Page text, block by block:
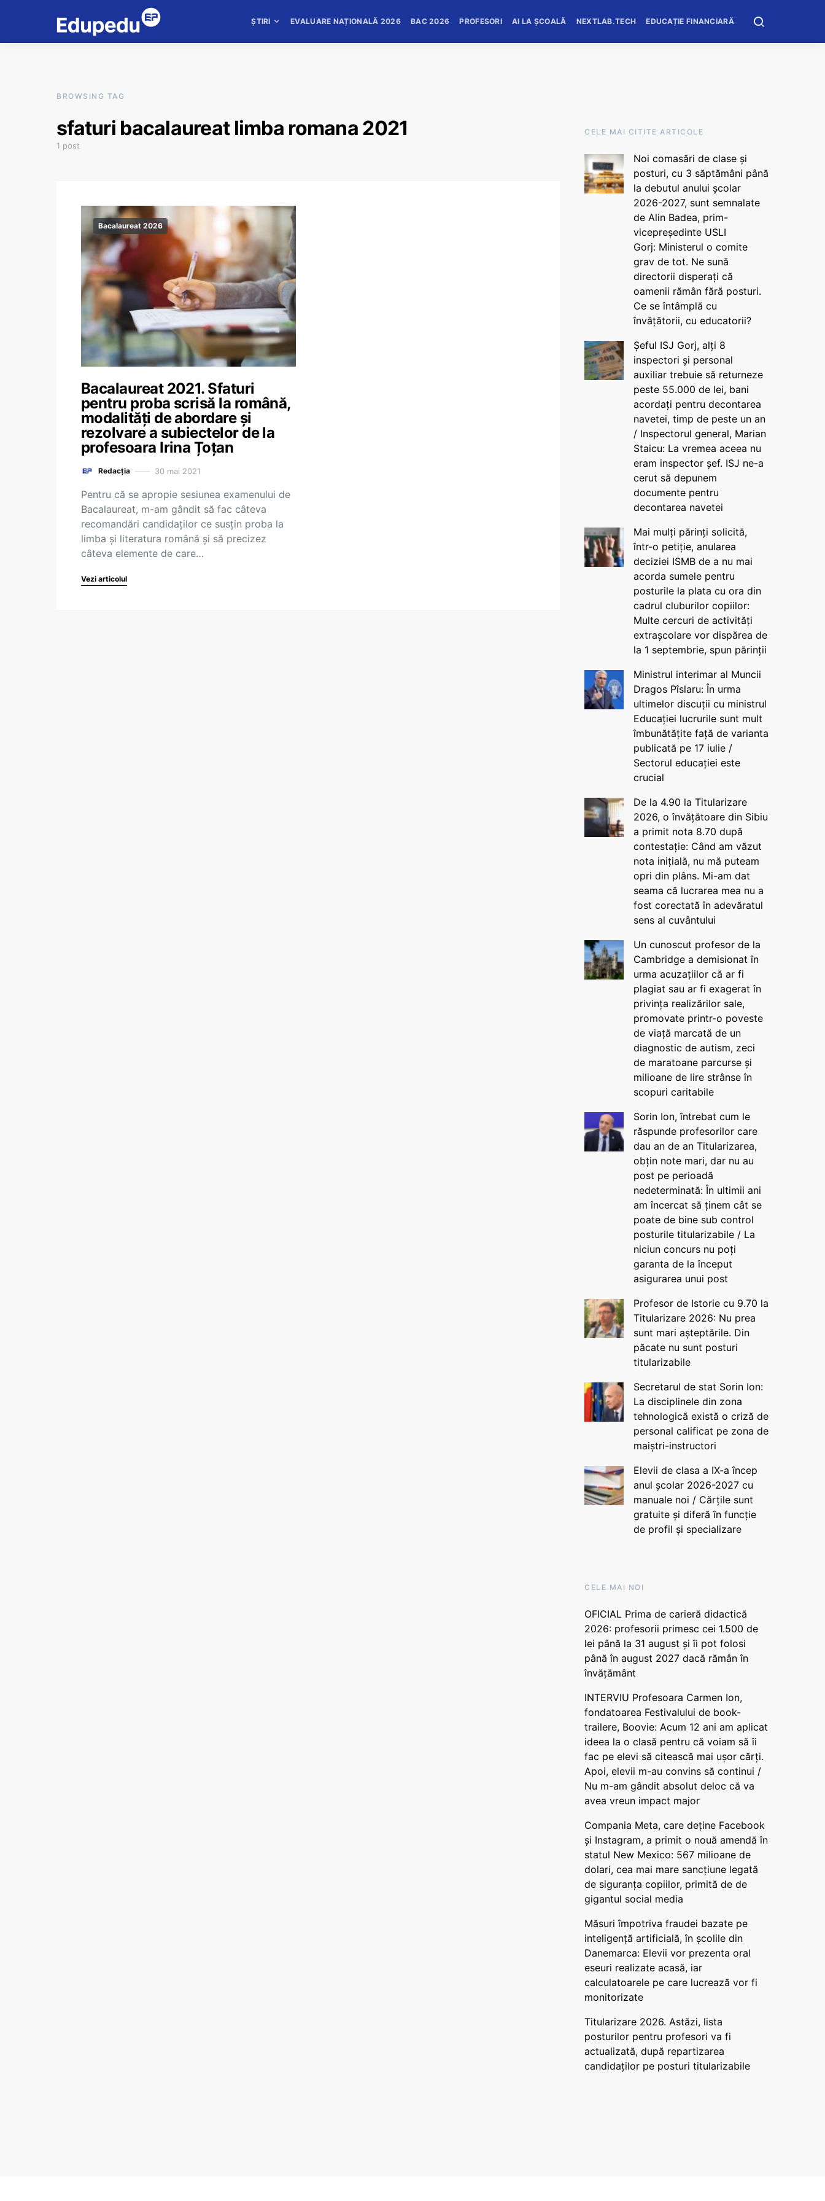
ȘTIRI EVALUARE NAȚIONALĂ 2026 BAC 2026 PROFESORI AI LA ȘCOALĂ NEXTLAB.TECH EDUCAȚIE FINANCIARĂ
BROWSING TAG
sfaturi bacalaureat limba romana 2021
1 post
Bacalaureat 2026
Bacalaureat 2021. Sfaturi
pentru proba scrisă la română,
modalități de abordare și
rezolvare a subiectelor de la
profesoara Irina Țoțan
Redacția 30 mai 2021
Pentru că se apropie sesiunea examenului de
Bacalaureat, m-am gândit să fac câteva
recomandări candidaților ce susțin proba la
limba și literatura română și să precizez
câteva elemente de care…
Vezi articolul
CELE MAI CITITE ARTICOLE
Noi comasări de clase și
posturi, cu 3 săptămâni până
la debutul anului școlar
2026-2027, sunt semnalate
de Alin Badea, prim-
vicepreședinte USLI
Gorj: Ministerul o comite
grav de tot. Ne sună
directorii disperați că
oamenii rămân fără posturi.
Ce se întâmplă cu
învățătorii, cu educatorii?
Șeful ISJ Gorj, alți 8
inspectori și personal
auxiliar trebuie să returneze
peste 55.000 de lei, bani
acordați pentru decontarea
navetei, timp de peste un an
/ Inspectorul general, Marian
Staicu: La vremea aceea nu
eram inspector șef. ISJ ne-a
cerut să depunem
documente pentru
decontarea navetei
Mai mulți părinți solicită,
într-o petiție, anularea
deciziei ISMB de a nu mai
acorda sumele pentru
posturile la plata cu ora din
cadrul cluburilor copiilor:
Multe cercuri de activități
extrașcolare vor dispărea de
la 1 septembrie, spun părinții
Ministrul interimar al Muncii
Dragos Pîslaru: În urma
ultimelor discuții cu ministrul
Educației lucrurile sunt mult
îmbunătățite față de varianta
publicată pe 17 iulie /
Sectorul educației este
crucial
De la 4.90 la Titularizare
2026, o învățătoare din Sibiu
a primit nota 8.70 după
contestație: Când am văzut
nota inițială, nu mă puteam
opri din plâns. Mi-am dat
seama că lucrarea mea nu a
fost corectată în adevăratul
sens al cuvântului
Un cunoscut profesor de la
Cambridge a demisionat în
urma acuzațiilor că ar fi
plagiat sau ar fi exagerat în
privința realizărilor sale,
promovate printr-o poveste
de viață marcată de un
diagnostic de autism, zeci
de maratoane parcurse și
milioane de lire strânse în
scopuri caritabile
Sorin Ion, întrebat cum le
răspunde profesorilor care
dau an de an Titularizarea,
obțin note mari, dar nu au
post pe perioadă
nedeterminată: În ultimii ani
am încercat să ținem cât se
poate de bine sub control
posturile titularizabile / La
niciun concurs nu poți
garanta de la început
asigurarea unui post
Profesor de Istorie cu 9.70 la
Titularizare 2026: Nu prea
sunt mari așteptările. Din
păcate nu sunt posturi
titularizabile
Secretarul de stat Sorin Ion:
La disciplinele din zona
tehnologică există o criză de
personal calificat pe zona de
maiștri-instructori
Elevii de clasa a IX-a încep
anul școlar 2026-2027 cu
manuale noi / Cărțile sunt
gratuite și diferă în funcție
de profil și specializare
CELE MAI NOI
OFICIAL Prima de carieră didactică
2026: profesorii primesc cei 1.500 de
lei până la 31 august și îi pot folosi
până în august 2027 dacă rămân în
învățământ
INTERVIU Profesoara Carmen Ion,
fondatoarea Festivalului de book-
trailere, Boovie: Acum 12 ani am aplicat
ideea la o clasă pentru că voiam să îi
fac pe elevi să citească mai ușor cărți.
Apoi, elevii m-au convins să continui /
Nu m-am gândit absolut deloc că va
avea vreun impact major
Compania Meta, care deține Facebook
și Instagram, a primit o nouă amendă în
statul New Mexico: 567 milioane de
dolari, cea mai mare sancțiune legată
de siguranța copiilor, primită de de
gigantul social media
Măsuri împotriva fraudei bazate pe
inteligență artificială, în școlile din
Danemarca: Elevii vor prezenta oral
eseuri realizate acasă, iar
calculatoarele pe care lucrează vor fi
monitorizate
Titularizare 2026. Astăzi, lista
posturilor pentru profesori va fi
actualizată, după repartizarea
candidaților pe posturi titularizabile